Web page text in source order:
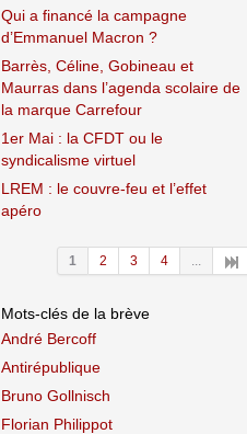
Qui a financé la campagne
d’Emmanuel Macron ?
Barrès, Céline, Gobineau et
Maurras dans l’agenda scolaire de
la marque Carrefour
1er Mai : la CFDT ou le
syndicalisme virtuel
LREM : le couvre-feu et l’effet
apéro
1 2 3 4 ...
Mots-clés de la brève
André Bercoff
Antirépublique
Bruno Gollnisch
Florian Philippot